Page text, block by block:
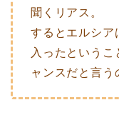
聞くリアス。
するとエルシア
入ったという
ャンスだと言う